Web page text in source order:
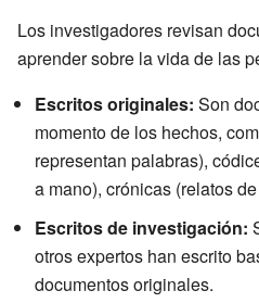
Los investigadores revisan
aprender sobre la vida de las
Escritos originales: Son
momento de los hechos,
representan palabras),
a mano), crónicas (relatos
Escritos de investigación:
otros expertos han escrito
documentos originales.